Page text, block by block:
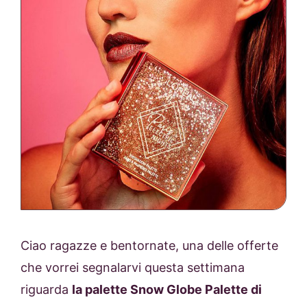
Ciao ragazze e bentornate, una delle offerte
che vorrei segnalarvi questa settimana
riguarda la palette Snow Globe Palette di